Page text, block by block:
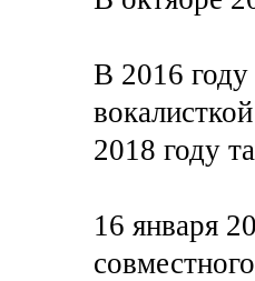
В 2016 году
2018 году
16 января